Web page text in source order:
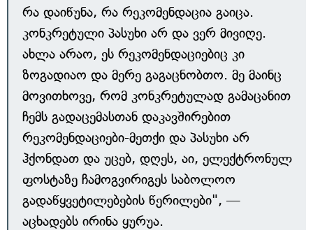
რა დაიწუნა, რა რეკომენდაცია გაიცა.
კონკრეტული პასუხი არ და ვერ მივიღე.
ახლა არაო, ეს რეკომენდაციებიც კი
ზოგადიაო და მერე გაგაცნობთო. მე მაინც
მოვითხოვე, რომ კონკრეტულად გამაცანით
ჩემს გადაცემასთან დაკავშირებით
რეკომენდაციები-მეთქი და პასუხი არ
ჰქონდათ და უცებ, დღეს, აი, ელექტრონულ
ფოსტაზე ჩამოგვირიგეს საბოლოო
გადაწყვეტილებების წერილები", —
აცხადებს ირინა ყურუა.